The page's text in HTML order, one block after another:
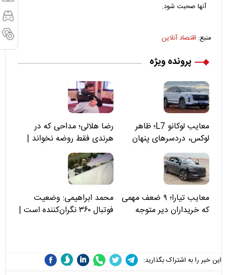
آنها صحبت شود.
منبع: اقتصاد آنلاین
پرونده ویژه
معایب لوکانو L7؛ ظاهر
لوکس، دردسرهای پنهان
رضا هلالی؛ مداحی که در
هرندی فقط روضه نخواند |
مسئولان «تکیه‌گاه آقا مرتضی
علی(ع)» را جدی‌تر ببینند
معایب تیارا؛ ۹ ضعف مهمی
که خریداران دیر متوجه
محمد ابراهیمی: وضعیت
فوتبال ۳۶۰ نگران‌کننده است |
این خبر را به اشتراک بگذارید: